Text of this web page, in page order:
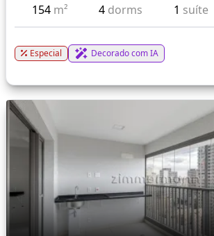
154 m² 4 dorms 1 suíte
Especial Decorado com IA